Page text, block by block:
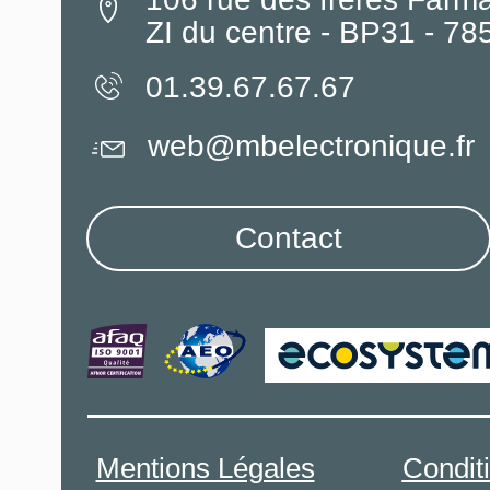
ZI du centre - BP31 -
01.39.67.67.67
Mentions Légales
web@mbelectronique.fr
Contact